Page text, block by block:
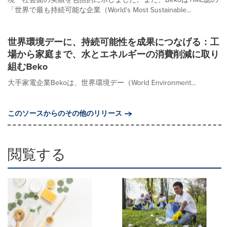
「世界で最も持続可能な企業（World's Most Sustainable...
世界環境デーに、持続可能性を成果につなげる：工
場から家庭まで、水とエネルギーの消費削減に取り
組むBeko
大手家電企業Bekoは、世界環境デー（World Environment...
このソースからのその他のリリース
閲覧する